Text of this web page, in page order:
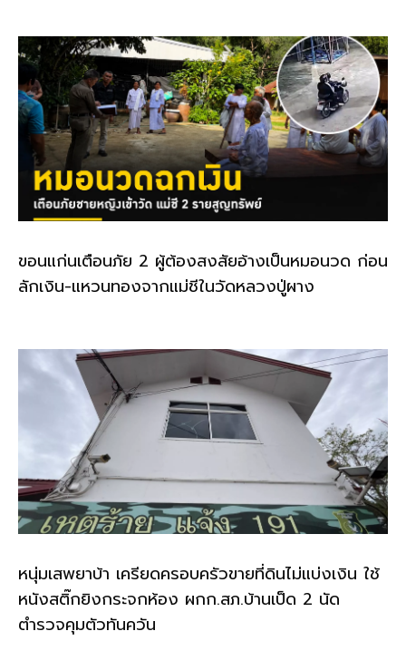
k
ขอนแก่นเตือนภัย 2 ผู้ต้องสงสัยอ้างเป็นหมอนวด ก่อน
ลักเงิน-แหวนทองจากแม่ชีในวัดหลวงปู่ผาง
หนุ่มเสพยาบ้า เครียดครอบครัวขายที่ดินไม่แบ่งเงิน ใช้
หนังสติ๊กยิงกระจกห้อง ผกก.สภ.บ้านเป็ด 2 นัด
ตำรวจคุมตัวทันควัน